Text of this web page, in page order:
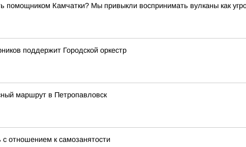
Камчатки? Мы привыкли воспринимать вулканы как
поддержит Городской оркестр
маршрут в Петропавловск
отношением к самозанятости